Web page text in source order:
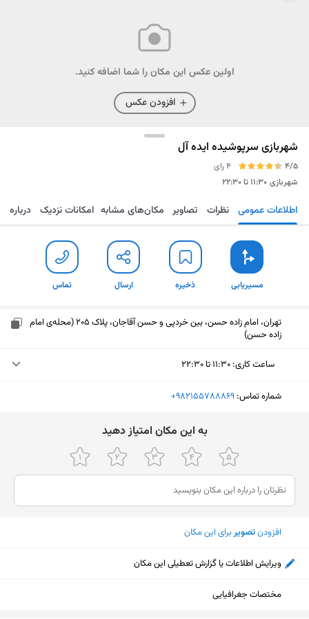
اولین عکس این مکان را شما اضافه کنید.
افزودن عکس
شهربازی سرپوشیده ایده آل
4/5
4 رای
شهربازی ۱۱:۳۰ تا ۲۲:۳۰
مسیریابی ذخیره ارسال تماس اطلاعات عمومی نظرات تصاویر مکان‌های مشابه امکانات نزدیک درباره
مسیریابی ذخیره ارسال تماس
تهران، امام زاده حسن، بین خردپی و حسن آقاجان، پلاک 205 (محله‌ی امام
زاده حسن)
ساعت کاری: ۱۱:۳۰ تا ۲۲:۳۰
یکشنبه (امروز)
چهارشنبه
۱۱:۳۰ تا ۲۲:۳۰
پنجشنبه
۱۱:۳۰ تا ۲۲:۳۰
جمعه
شنبه
شماره تماس: ‎+982155788869
ﺑﻪ اﯾﻦ ﻣﮑﺎن اﻣﺘﯿﺎز دﻫﯿﺪ
افزودنتصویربرای این مکان
ویرایش اطلاعات یا گزارش تعطیلی این مکان
مختصات جغرافیایی